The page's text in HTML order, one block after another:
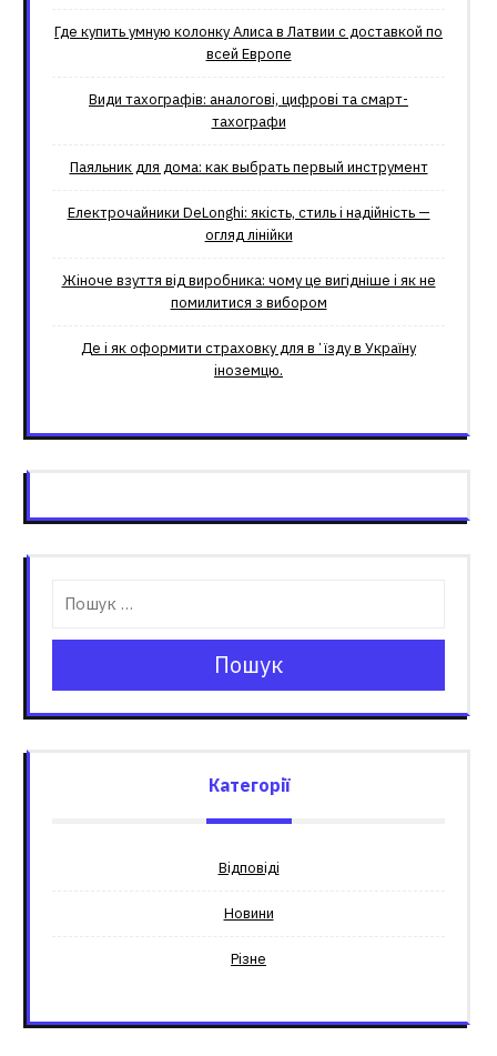
Где купить умную колонку Алиса в Латвии с доставкой по
всей Европе
Види тахографів: аналогові, цифрові та смарт-
тахографи
Паяльник для дома: как выбрать первый инструмент
Електрочайники DeLonghi: якість, стиль і надійність —
огляд лінійки
Жіноче взуття від виробника: чому це вигідніше і як не
помилитися з вибором
Де і як оформити страховку для вʼїзду в Україну
іноземцю.
Пошук
Категорії
Відповіді
Новини
Різне